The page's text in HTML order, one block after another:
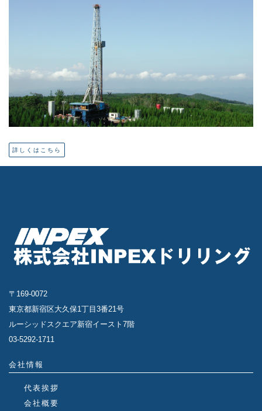
詳しくはこちら
〒169-0072
東京都新宿区大久保1丁目3番21号
ルーシッドスクエア新宿イースト7階
03-5292-1711
会社情報
代表挨拶
会社概要